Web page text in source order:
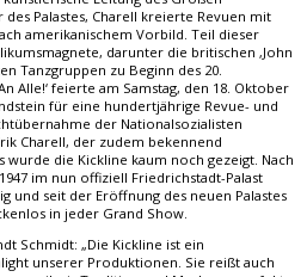
des Palastes, Charell kreierte Revuen mit
amerikanischem Vorbild. Teil dieser
darunter die britischen ‚John
Tanzgruppen zu Beginn des 20.
Alle!‘ feierte am Samstag, den 18. Oktober
für eine hundertjährige Revue- und
der Nationalsozialisten
Charell, der zudem bekennend
die Kickline kaum noch gezeigt. Nach
im nun offiziell Friedrichstadt-Palast
und seit der Eröffnung des neuen Palastes
in jeder Grand Show.
Schmidt: „Die Kickline ist ein
unserer Produktionen. Sie reißt auch